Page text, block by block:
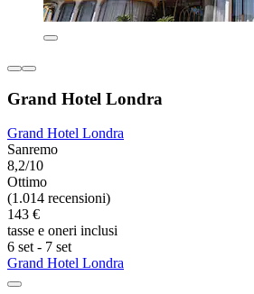
Grand Hotel Londra
Grand Hotel Londra
Sanremo
8,2/10
Ottimo
(1.014 recensioni)
143 €
tasse e oneri inclusi
6 set - 7 set
Grand Hotel Londra